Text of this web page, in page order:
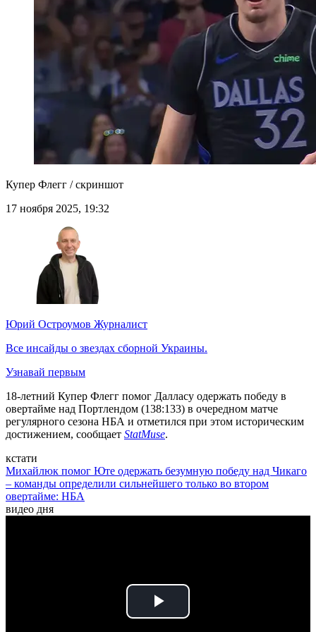
Купер Флегг / скриншот
17 ноября 2025, 19:32
Юрий Остроумов Журналист
Все инсайды о звездах сборной Украины.
Узнавай первым
18-летний Купер Флегг помог Далласу одержать победу в
овертайме над Портлендом (138:133) в очередном матче
регулярного сезона НБА и отметился при этом историческим
достижением, сообщает StatMuse.
кстати
Михайлюк помог Юте одержать безумную победу над Чикаго
– команды определили сильнейшего только во втором
овертайме: НБА
видео дня
Play